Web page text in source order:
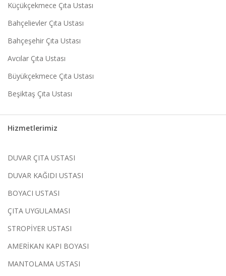
Küçükçekmece Çıta Ustası
Bahçelievler Çıta Ustası
Bahçeşehir Çıta Ustası
Avcılar Çıta Ustası
Büyükçekmece Çıta Ustası
Beşiktaş Çıta Ustası
Hizmetlerimiz
DUVAR ÇITA USTASI
DUVAR KAĞIDI USTASI
BOYACI USTASI
ÇITA UYGULAMASI
STROPİYER USTASI
AMERİKAN KAPI BOYASI
MANTOLAMA USTASI